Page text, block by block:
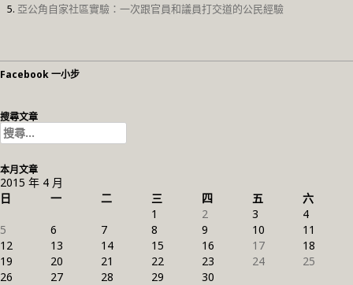
亞公角自家社區實驗：一次跟官員和議員打交道的公民經驗
Facebook 一小步
搜尋文章
搜
尋
關
鍵
字:
本月文章
2015 年 4 月
日
一 二 三 四 五
六
1
2 3
4
5
6 7 8 9 10
11
12
13 14 15 16 17
18
19
20 21 22 23 24
25
26
27 28 29 30